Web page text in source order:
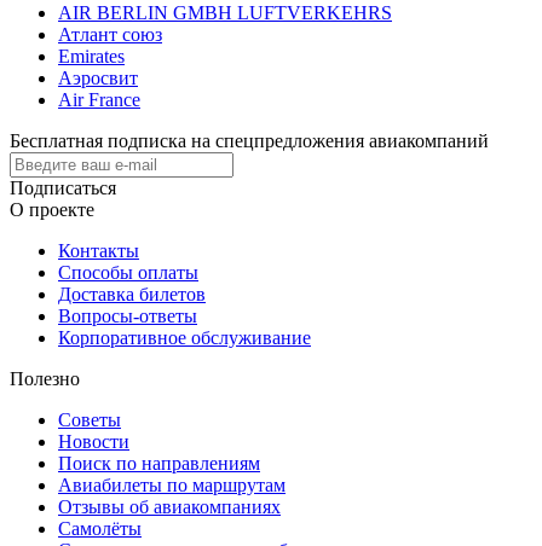
AIR BERLIN GMBH LUFTVERKEHRS
Атлант союз
Emirates
Аэросвит
Air France
Бесплатная подписка на спецпредложения авиакомпаний
Подписаться
О проекте
Контакты
Способы оплаты
Доставка билетов
Вопросы-ответы
Корпоративное обслуживание
Полезно
Советы
Новости
Поиск по направлениям
Авиабилеты по маршрутам
Отзывы об авиакомпаниях
Самолёты